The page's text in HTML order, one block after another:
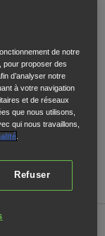
de notre
pour proposer des
d’analyser notre
à votre navigation
et de réseaux
que nous utilisons,
qui nous travaillons,
Refuser